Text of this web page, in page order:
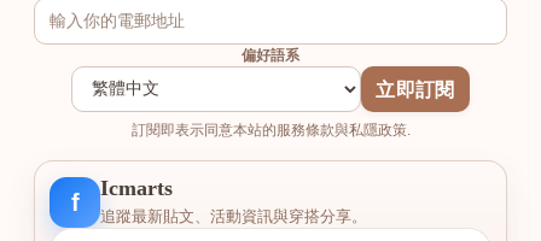
偏好語系
立即訂閱
訂閱即表示同意本站的服務條款與私隱政策.
f
Icmarts
追蹤最新貼文、活動資訊與穿搭分享。